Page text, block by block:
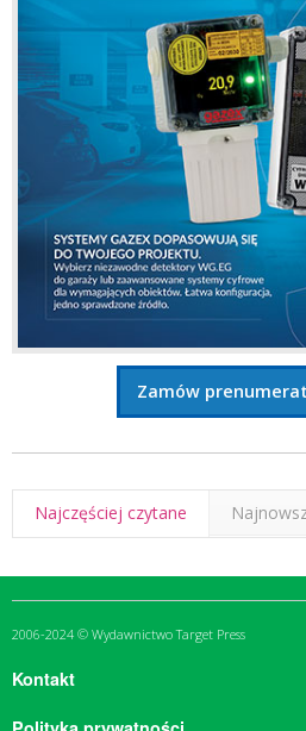
Zamów
Najczęściej czytane
2006-2024 © Wydawnictwo Target Press
Kontakt